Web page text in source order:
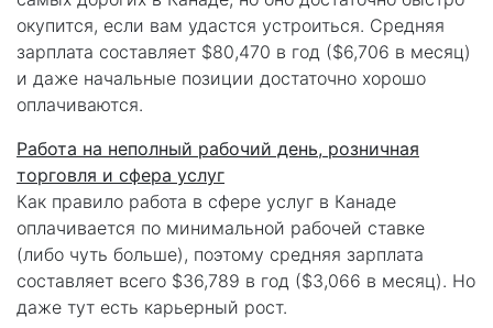
окупится, если вам удастся устроиться. Средняя
зарплата составляет $80,470 в год ($6,706 в месяц)
и даже начальные позиции достаточно хорошо
оплачиваются.
Работа на неполный рабочий день, розничная
торговля и сфера услуг
Как правило работа в сфере услуг в Канаде
оплачивается по минимальной рабочей ставке
(либо чуть больше), поэтому средняя зарплата
составляет всего $36,789 в год ($3,066 в месяц). Но
даже тут есть карьерный рост.